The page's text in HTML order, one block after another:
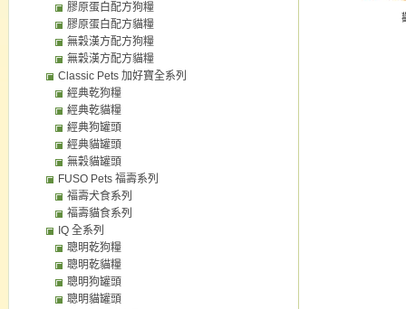
膠原蛋白配方狗糧
膠原蛋白配方貓糧
無穀漢方配方狗糧
無穀漢方配方貓糧
Classic Pets 加好寶全系列
經典乾狗糧
經典乾貓糧
經典狗罐頭
經典貓罐頭
無穀貓罐頭
FUSO Pets 福壽系列
福壽犬食系列
福壽貓食系列
IQ 全系列
聰明乾狗糧
聰明乾貓糧
聰明狗罐頭
聰明貓罐頭